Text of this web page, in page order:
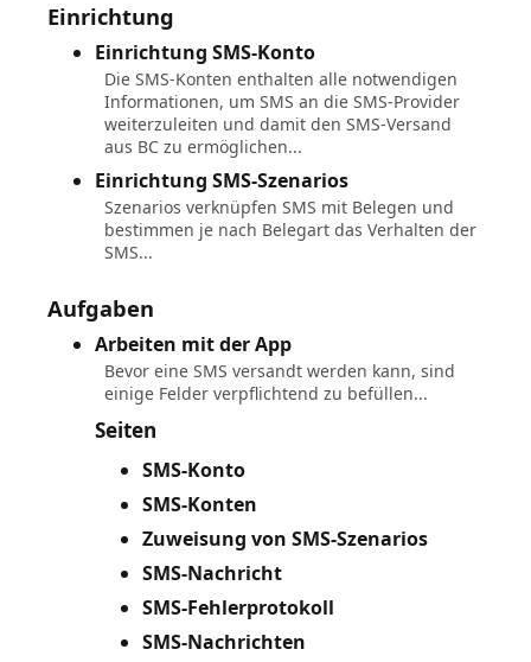
Einrichtung
Einrichtung SMS-Konto
Die SMS-Konten enthalten alle notwendigen
Informationen, um SMS an die SMS-Provider
weiterzuleiten und damit den SMS-Versand
aus BC zu ermöglichen...
Einrichtung SMS-Szenarios
Szenarios verknüpfen SMS mit Belegen und
bestimmen je nach Belegart das Verhalten der
SMS...
Aufgaben
Arbeiten mit der App
Bevor eine SMS versandt werden kann, sind
einige Felder verpflichtend zu befüllen...
Seiten
SMS-Konto
SMS-Konten
Zuweisung von SMS-Szenarios
SMS-Nachricht
SMS-Fehlerprotokoll
SMS-Nachrichten